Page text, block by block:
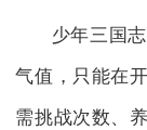
少年三国
气值，只能在
需挑战次数、